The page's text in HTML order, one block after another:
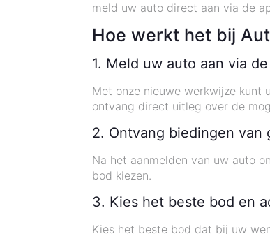
meld uw auto direct aan via de
Hoe werkt het bij
1. Meld uw auto aan via
Met onze nieuwe werkwijze kunt
ontvang direct uitleg over de
2. Ontvang biedingen van
Na het aanmelden van uw auto
bod kiezen.
3. Kies het beste bod en
Kies het beste bod dat bij uw